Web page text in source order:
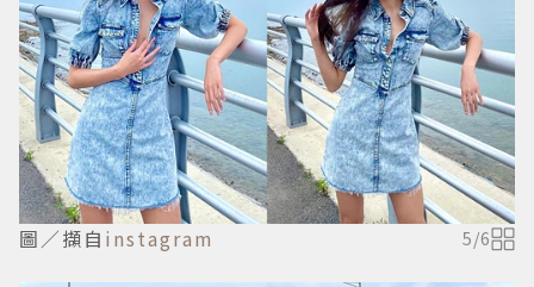
圖／擷自 instagram 5/6